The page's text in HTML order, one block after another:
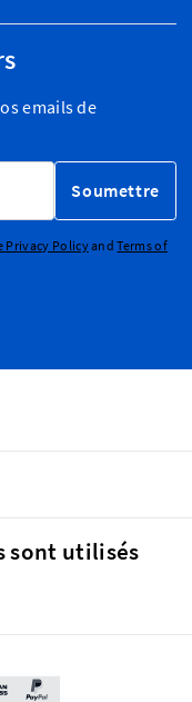
emails de
Soumettre
Privacy PolicyandTerms of
sont utilisés